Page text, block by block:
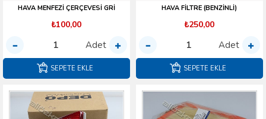
HAVA MENFEZİ ÇERÇEVESİ GRİ
₺100,00
Adet
SEPETE EKLE
HAVA FİLTRE (BENZİNLİ)
₺250,00
Adet
SEPETE EKLE